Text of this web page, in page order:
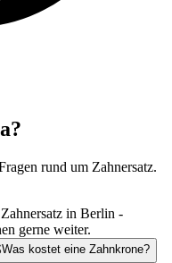
rund um Zahnersatz.
in Berlin -
gerne weiter.
Was kostet eine Zahnkrone?